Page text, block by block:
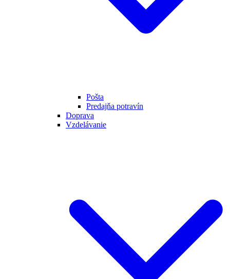
Pošta
Predajňa potravín
Doprava
Vzdelávanie